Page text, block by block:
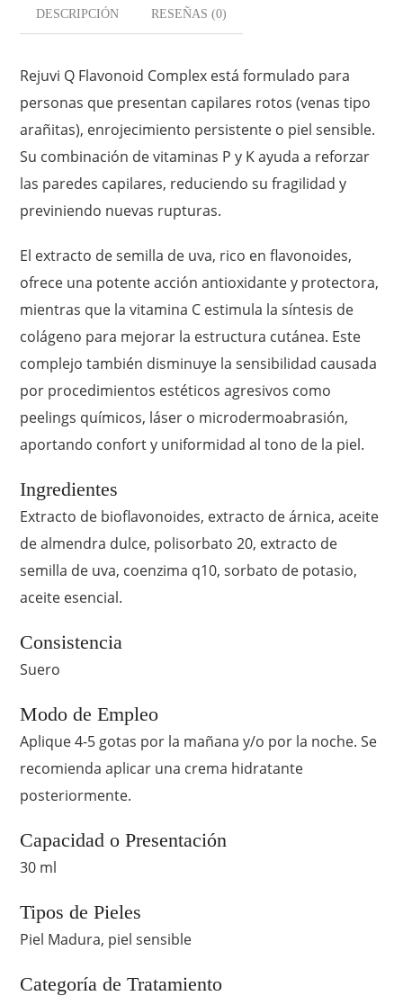
DESCRIPCIÓN RESEÑAS(0)
Rejuvi Q Flavonoid Complex está formulado para
personas que presentan capilares rotos (venas tipo
arañitas), enrojecimiento persistente o piel sensible.
Su combinación de vitaminas P y K ayuda a reforzar
las paredes capilares, reduciendo su fragilidad y
previniendo nuevas rupturas.
El extracto de semilla de uva, rico en flavonoides,
ofrece una potente acción antioxidante y protectora,
mientras que la vitamina C estimula la síntesis de
colágeno para mejorar la estructura cutánea. Este
complejo también disminuye la sensibilidad causada
por procedimientos estéticos agresivos como
peelings químicos, láser o microdermoabrasión,
aportando confort y uniformidad al tono de la piel.
Ingredientes
Extracto de bioflavonoides, extracto de árnica, aceite
de almendra dulce, polisorbato 20, extracto de
semilla de uva, coenzima q10, sorbato de potasio,
aceite esencial.
Consistencia
Suero
Modo de Empleo
Aplique 4-5 gotas por la mañana y/o por la noche. Se
recomienda aplicar una crema hidratante
posteriormente.
Capacidad o Presentación
30 ml
Tipos de Pieles
Piel Madura, piel sensible
Categoría de Tratamiento